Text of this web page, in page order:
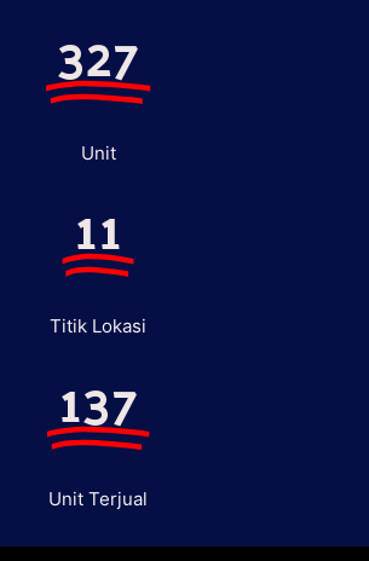
327
Unit
11
Titik Lokasi
137
Unit Terjual